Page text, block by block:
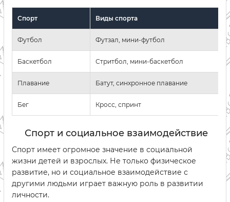
Спорт Виды спорта
Футбол Футзал, мини-футбол
Баскетбол Стритбол, мини-баскетбол
Плавание Батут, синхронное плавание
Бег Кросс, спринт
Спорт и социальное взаимодействие
Спорт имеет огромное значение в социальной
жизни детей и взрослых. Не только физическое
развитие, но и социальное взаимодействие с
другими людьми играет важную роль в развитии
личности.